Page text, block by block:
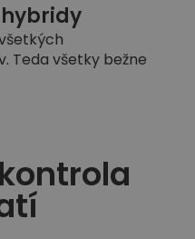
Teda všetky bežne